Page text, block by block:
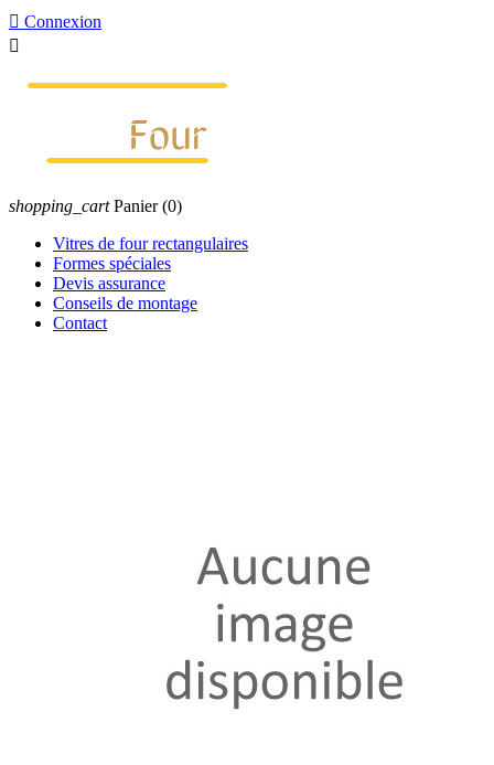
 Connexion

shopping_cart Panier (0)
Vitres de four rectangulaires
Formes spéciales
Devis assurance
Conseils de montage
Contact